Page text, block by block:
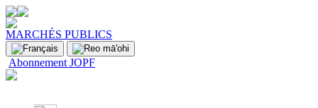
MARCHÉS PUBLICS
Abonnement JOPF